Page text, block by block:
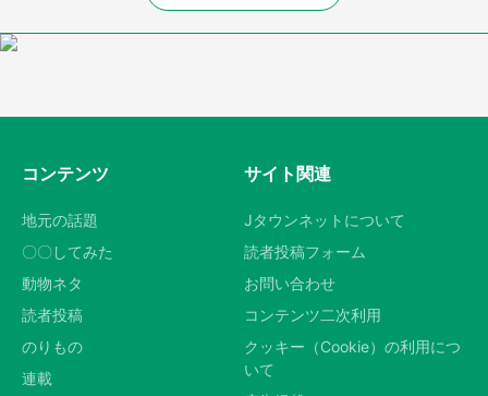
コンテンツ
地元の話題
〇〇してみた
動物ネタ
読者投稿
のりもの
連載
サイト関連
Jタウンネットについて
読者投稿フォーム
お問い合わせ
コンテンツ二次利用
クッキー（Cookie）の利用につ
いて